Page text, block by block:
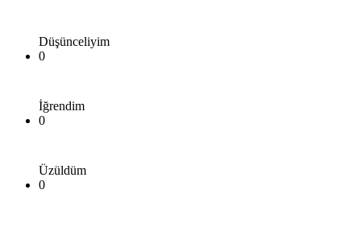
Düşünceliyim
0
İğrendim
0
Üzüldüm
0